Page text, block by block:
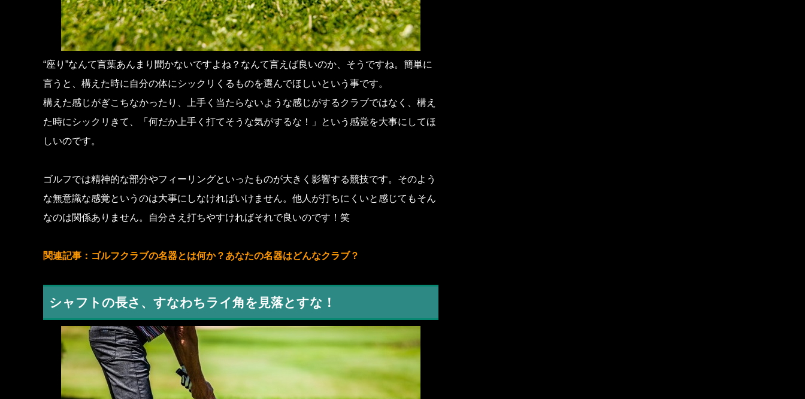
“座り”なんて言葉あんまり聞かないですよね？なんて言えば良いのか、そうですね。簡単に
言うと、構えた時に自分の体にシックリくるものを選んでほしいという事です。
構えた感じがぎこちなかったり、上手く当たらないような感じがするクラブではなく、構え
た時にシックリきて、「何だか上手く打てそうな気がするな！」という感覚を大事にしてほ
しいのです。
ゴルフでは精神的な部分やフィーリングといったものが大きく影響する競技です。そのよう
な無意識な感覚というのは大事にしなければいけません。他人が打ちにくいと感じてもそん
なのは関係ありません。自分さえ打ちやすければそれで良いのです！笑
関連記事： ゴルフクラブの名器とは何か？あなたの名器はどんなクラブ？
シャフトの長さ、すなわちライ角を見落とすな！